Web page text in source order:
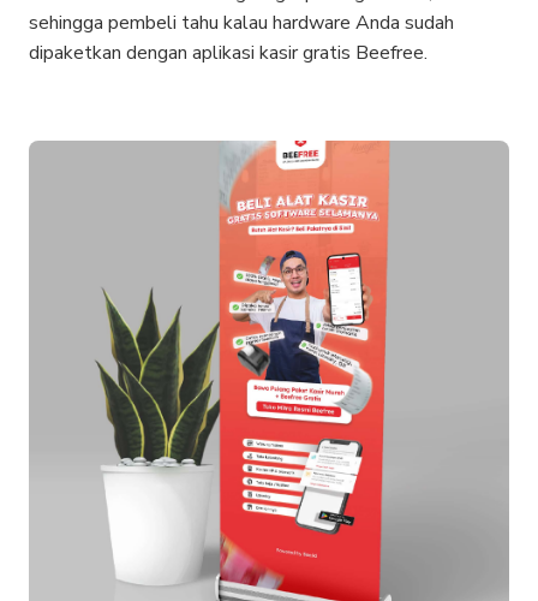
sehingga pembeli tahu kalau hardware Anda sudah
dipaketkan dengan aplikasi kasir gratis Beefree.